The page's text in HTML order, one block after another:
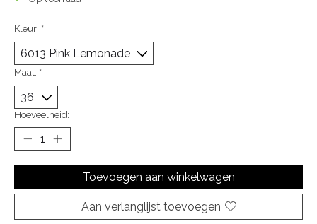
Kleur: *
Maat: *
Hoeveelheid:
Toevoegen aan winkelwagen
Aan verlanglijst toevoegen